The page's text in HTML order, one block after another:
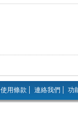
使用條款 連絡我們 功